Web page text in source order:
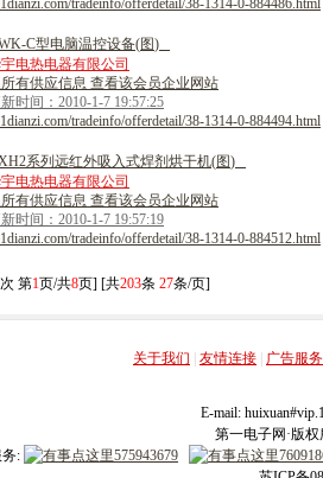
tradeinfo/offerdetail/38-1314-0-884486.html
K-C型电脑温控设备(图)
电热电器有限公司
有供应信息 查看该会员企业网站
时间：2010-1-7 19:57:25
tradeinfo/offerdetail/38-1314-0-884494.html
H2系列 远红外吸 入式焊剂 烘干机(图)
电热电器有限公司
有供应信息 查看该会员企业网站
时间：2010-1-7 19:57:19
tradeinfo/offerdetail/38-1314-0-884512.html
第1页/共8页] [共203条 27条/页]
关于我们 友情连接 广告服务
E-mail:
第一电子网·版权
: